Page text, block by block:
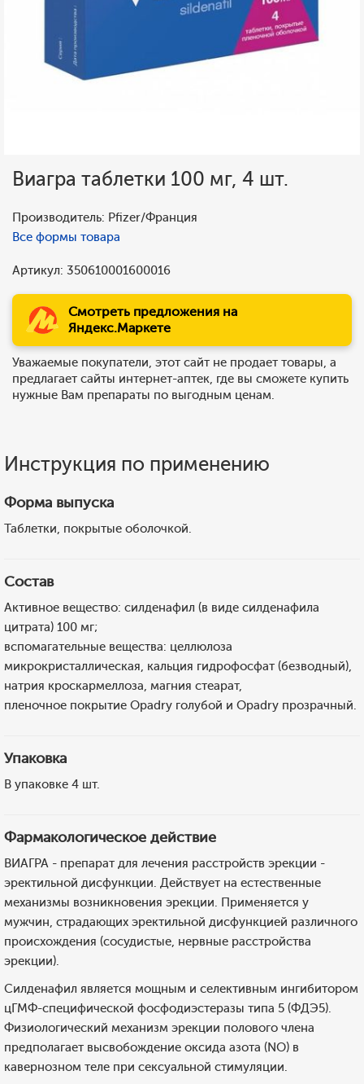
Виагра таблетки 100 мг, 4 шт.
Производитель: Pfizer/Франция
Все формы товара
Артикул: 350610001600016
Смотреть предложения на
Яндекс.Маркете
Уважаемые покупатели, этот сайт не продает товары, а
предлагает сайты интернет-аптек, где вы сможете купить
нужные Вам препараты по выгодным ценам.
Инструкция по применению
Форма выпуска
Таблетки, покрытые оболочкой.
Состав
Активное вещество: силденафил (в виде силденафила
цитрата) 100 мг;
вспомагательные вещества: целлюлоза
микрокристаллическая, кальция гидрофосфат (безводный),
натрия кроскармеллоза, магния стеарат,
пленочное покрытие Opadry голубой и Opadry прозрачный.
Упаковка
В упаковке 4 шт.
Фармакологическое действие
ВИАГРА - препарат для лечения расстройств эрекции -
эректильной дисфункции. Действует на естественные
механизмы возникновения эрекции. Применяется у
мужчин, страдающих эректильной дисфункцией различного
происхождения (сосудистые, нервные расстройства
эрекции).
Силденафил является мощным и селективным ингибитором
цГМФ-специфической фосфодиэстеразы типа 5 (ФДЭ5).
Физиологический механизм эрекции полового члена
предполагает высвобождение оксида азота (NO) в
кавернозном теле при сексуальной стимуляции.